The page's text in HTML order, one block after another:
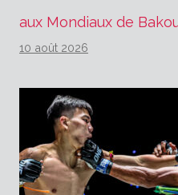
aux Mondiaux de
10 août 2026